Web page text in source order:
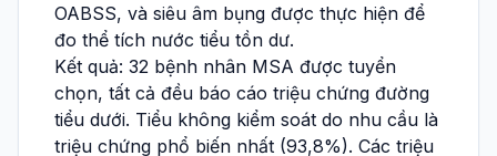
OABSS, và siêu âm bụng được thực hiện để
đo thể tích nước tiểu tồn dư.
Kết quả: 32 bệnh nhân MSA được tuyển
chọn, tất cả đều báo cáo triệu chứng đường
tiểu dưới. Tiểu không kiểm soát do nhu cầu là
triệu chứng phổ biến nhất (93,8%). Các triệu